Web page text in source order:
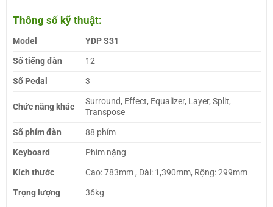
Thông số kỹ thuật:
Model
YDP S31
Số tiếng đàn
12
Số Pedal
3
Chức năng khác
Surround, Effect, Equalizer, Layer, Split,
Transpose
Số phím đàn
88 phím
Keyboard
Phím nặng
Kích thước
Cao: 783mm , Dài: 1,390mm, Rộng: 299mm
Trọng lượng
36kg